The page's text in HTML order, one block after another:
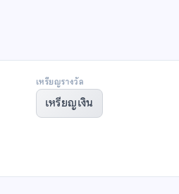
เหรียญรางวัล
เหรียญเงิน